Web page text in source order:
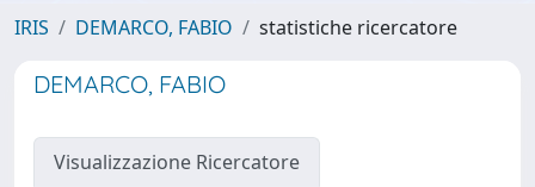
IRIS DEMARCO, FABIO statistiche ricercatore
DEMARCO, FABIO
Visualizzazione Ricercatore